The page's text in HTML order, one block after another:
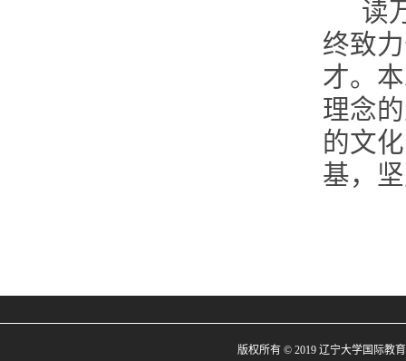
读
终致
才。
理念
的文
基，
版权所有 © 2019 辽宁大学国际教育